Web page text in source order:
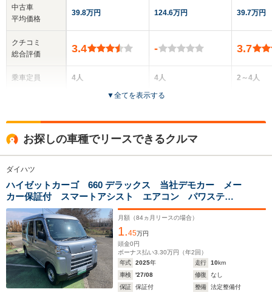
中古車
平均価格
クチコミ
総合評価
乗車定員
サイズ
39.8万円
3.4
4人
全高
1.88m
全幅
1.48m
3.4m
ホイールベース
-m
124.6万円
-
4人
5ドア
1.89m
全幅
1.48m
3.4m
ホイールベース
39.7万円
3.7
2～4人
▼全てを表示する
お探しの車種でリースできるクルマ
ダイハツ
ハイゼットカーゴ 660 デラックス 当社デモカー メー
カー保証付 スマートアシスト エアコン パワステ
パワーウインドウ キーレスエントリー 運転席助手席
エアバッグ ABS オートライト 両側スライドドア
オーバーヘッドシェルフ
月額（84ヵ月リースの場合）
1.45万円
頭金0円
ボーナス払い3.30万円（年2 回）
年式
2025年 走行 10km
車検
'27/08 修復
なし
保証
保証付 整備
法定整備付